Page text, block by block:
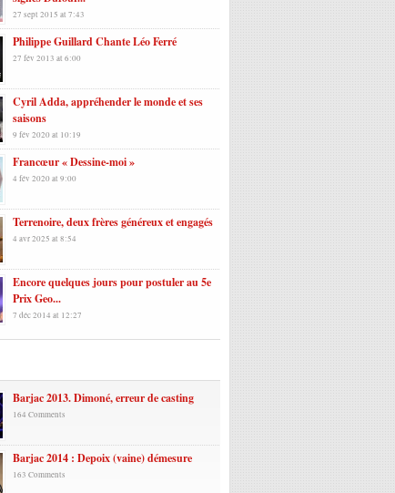
27 sept 2015 at 7:43
Philippe Guillard Chante Léo Ferré
27 fév 2013 at 6:00
Cyril Adda, appréhender le monde et ses
saisons
9 fév 2020 at 10:19
Francœur « Dessine-moi »
4 fév 2020 at 9:00
Terrenoire, deux frères généreux et engagés
4 avr 2025 at 8:54
Encore quelques jours pour postuler au 5e
Prix Geo...
7 déc 2014 at 12:27
Barjac 2013. Dimoné, erreur de casting
164 Comments
Barjac 2014 : Depoix (vaine) démesure
163 Comments